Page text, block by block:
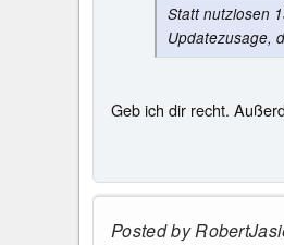
Statt nutzlosen
Updatezusage,
Geb ich dir recht.
Posted by